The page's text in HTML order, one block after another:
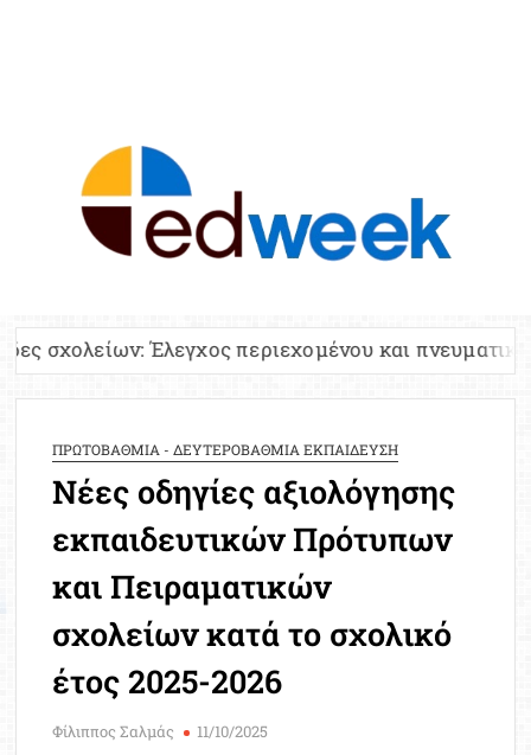
περιεχομένου και πνευματικών δικαιωμάτων
ΠΡΩΤΟΒΑΘΜΙΑ - ΔΕΥΤΕΡΟΒΑΘΜΙΑ ΕΚΠΑΙΔΕΥΣΗ
Νέες οδηγίες αξιολόγησης
εκπαιδευτικών Πρότυπων
και Πειραματικών
σχολείων κατά το σχολικό
έτος 2025-2026
Φίλιππος Σαλμάς 11/10/2025